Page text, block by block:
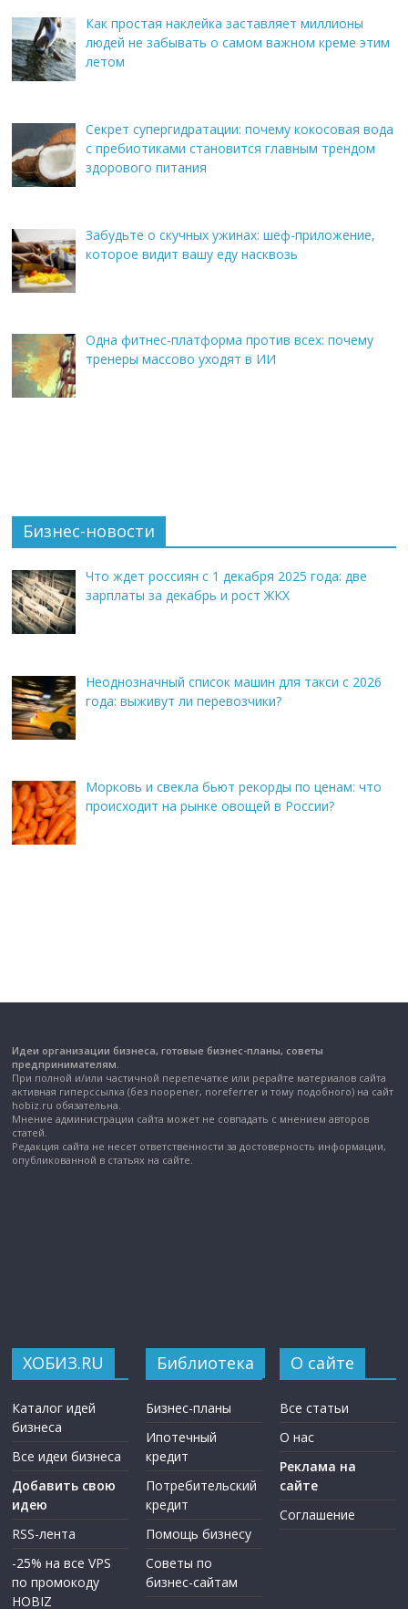
Как простая наклейка заставляет миллионы
людей не забывать о самом важном креме этим
летом
Секрет супергидратации: почему кокосовая вода
с пребиотиками становится главным трендом
здорового питания
Забудьте о скучных ужинах: шеф-приложение,
которое видит вашу еду насквозь
Одна фитнес-платформа против всех: почему
тренеры массово уходят в ИИ
Бизнес-новости
Что ждет россиян с 1 декабря 2025 года: две
зарплаты за декабрь и рост ЖКХ
Неоднозначный список машин для такси с 2026
года: выживут ли перевозчики?
Морковь и свекла бьют рекорды по ценам: что
происходит на рынке овощей в России?
Идеи организации бизнеса, готовые бизнес-планы, советы
предпринимателям.
При полной и/или частичной перепечатке или рерайте материалов сайта
активная гиперссылка (без noopener, noreferrer и тому подобного) на сайт
hobiz.ru обязательна.
Мнение администрации сайта может не совпадать с мнением авторов
статей.
Редакция сайта не несет ответственности за достоверность информации,
опубликованной в статьях на сайте.
ХОБИЗ.RU
Каталог идей
бизнеса
Все идеи бизнеса
Добавить свою
идею
RSS-лента
-25% на все VPS
по промокоду
HOBIZ
Библиотека
Бизнес-планы
Ипотечный
кредит
Потребительский
кредит
Помощь бизнесу
Советы по
бизнес-сайтам
О сайте
Все статьи
О нас
Реклама на
сайте
Соглашение